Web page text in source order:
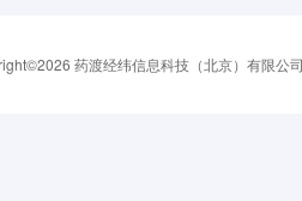
药渡经纬信息科技（北京）有限公